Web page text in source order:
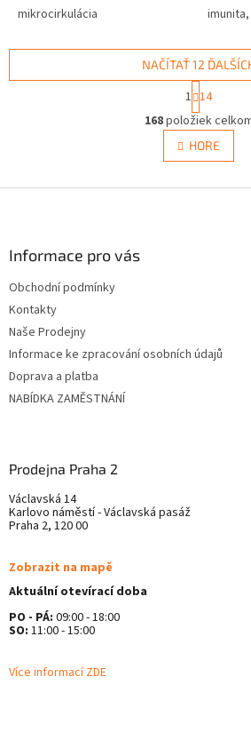
mikrocirkulácia
O
v
l
á
v
NAČÍTAŤ 12
t
r
á
n
k
v
1 14
168položiek
HORE
Informace pro vás
Obchodní podmínky
Kontakty
Naše Prodejny
Informace ke zpracování osobních údajů
Doprava a platba
NABÍDKA ZAMĚSTNÁNÍ
Prodejna Praha 2
Václavská 14
Karlovo náměstí - Václavská pasáž
Praha 2, 120 00
Zobrazit na mapě
Aktuální otevírací doba
PO - PÁ: 09:00 - 18:00
SO: 11:00 - 15:00
Více informací ZDE